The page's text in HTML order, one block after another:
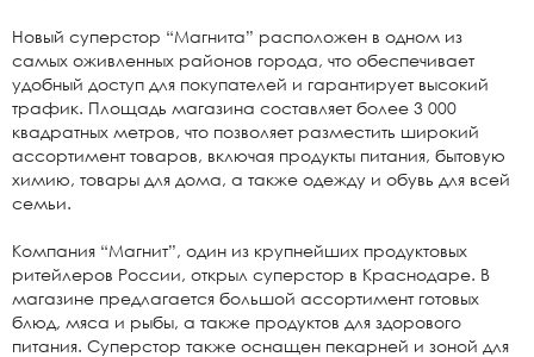
Новый суперстор “Магнита” расположен в одном из
самых оживленных районов города, что обеспечивает
удобный доступ для покупателей и гарантирует высокий
трафик. Площадь магазина составляет более 3 000
квадратных метров, что позволяет разместить широкий
ассортимент товаров, включая продукты питания, бытовую
химию, товары для дома, а также одежду и обувь для всей
семьи.
Компания “Магнит”, один из крупнейших продуктовых
ритейлеров России, открыл суперстор в Краснодаре. В
магазине предлагается большой ассортимент готовых
блюд, мяса и рыбы, а также продуктов для здорового
питания. Суперстор также оснащен пекарней и зоной для